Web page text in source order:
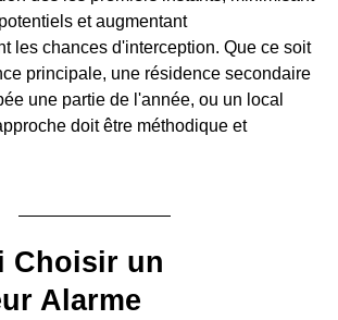
et augmentant
les chances d'interception. Que ce soit
principale, une résidence secondaire
une partie de l'année, ou un local
doit être méthodique et
Choisir un
Alarme